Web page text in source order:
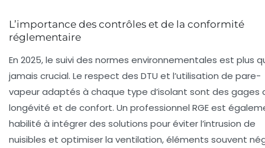
L’importance des contrôles et de la conformité
réglementaire
En 2025, le suivi des normes environnementales est plus
jamais crucial. Le respect des DTU et l’utilisation de pare-
vapeur adaptés à chaque type d’isolant sont des gages
longévité et de confort. Un professionnel RGE est
habilité à intégrer des solutions pour éviter l’intrusion de
nuisibles et optimiser la ventilation, éléments souvent